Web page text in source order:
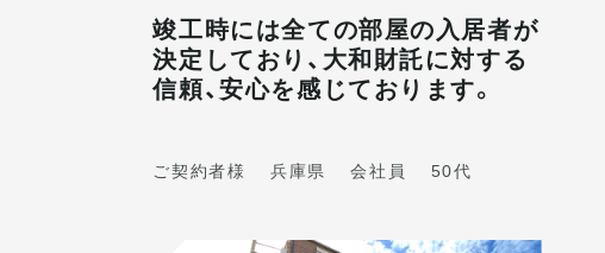
竣工時には全ての部屋の入居者が
決定しており、大和財託に対する
信頼、安心を感じております。
ご契約者様 兵庫県 会社員 50代